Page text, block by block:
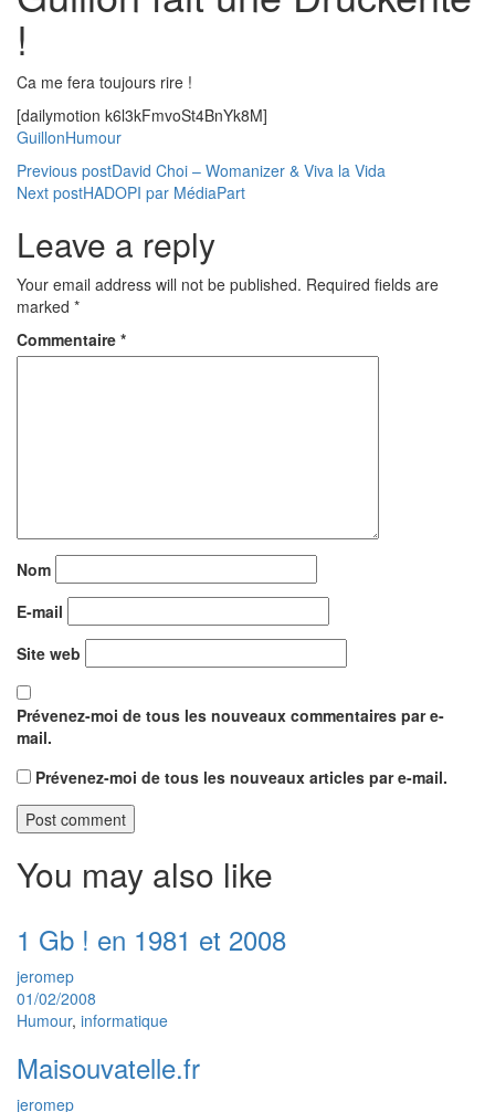
!
Ca me fera toujours rire !
[dailymotion k6l3kFmvoSt4BnYk8M]
GuillonHumour
Navigation
de
l’article
Previous postDavid Choi – Womanizer & Viva la Vida
Next postHADOPI par MédiaPart
Leave a reply
Your email address will not be published. Required fields are
marked *
Commentaire *
Nom
E-mail
Site web
Prévenez-moi de tous les nouveaux commentaires par e-
mail.
Prévenez-moi de tous les nouveaux articles par e-mail.
You may also like
1 Gb ! en 1981 et 2008
jeromep
01/02/2008
Humour, informatique
Maisouvatelle.fr
jeromep